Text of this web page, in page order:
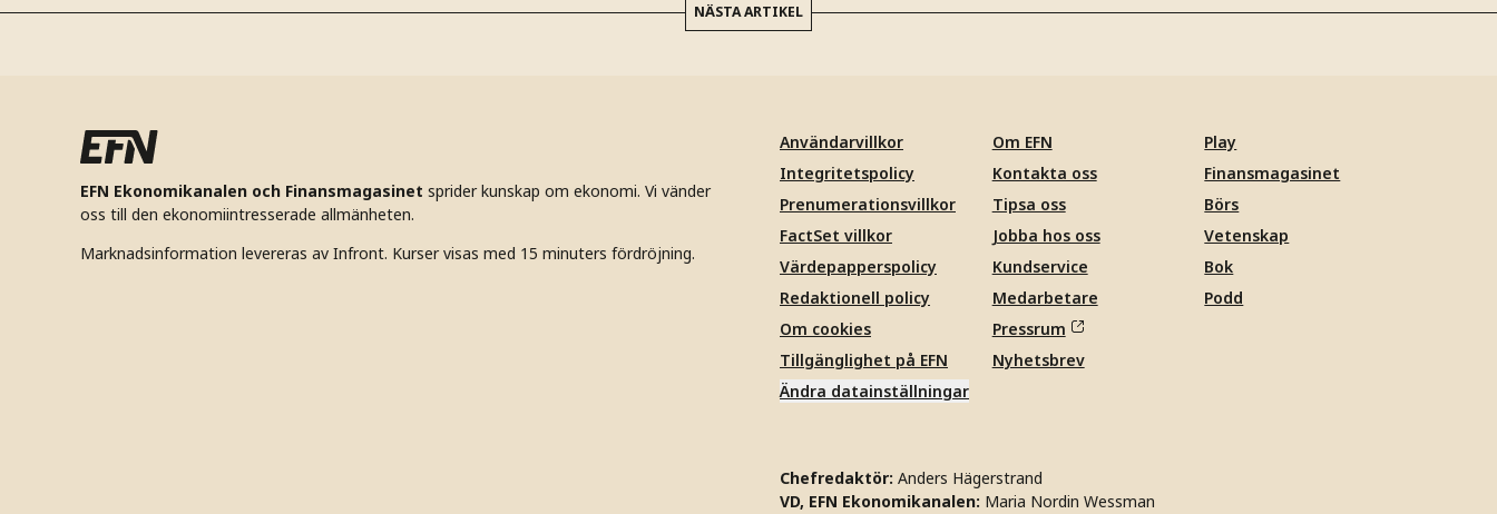
NÄSTA ARTIKEL
EFN Ekonomikanalen och Finansmagasinet sprider kunskap om ekonomi. Vi vänder
oss till den ekonomiintresserade allmänheten.
Marknadsinformation levereras av Infront. Kurser visas med 15 minuters fördröjning.
Användarvillkor
Integritetspolicy
Prenumerationsvillkor
FactSet villkor
Värdepapperspolicy
Redaktionell policy
Om cookies
Tillgänglighet på EFN
Ändra datainställningar
Om EFN
Kontakta oss
Tipsa oss
Jobba hos oss
Kundservice
Medarbetare
Pressrum
Nyhetsbrev
Play
Finansmagasinet
Börs
Vetenskap
Bok
Podd
Chefredaktör: Anders Hägerstrand
VD, EFN Ekonomikanalen: Maria Nordin Wessman